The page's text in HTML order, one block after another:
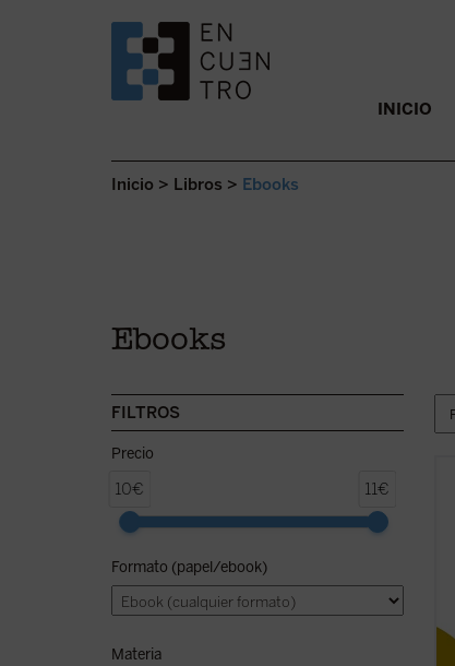
SALTAR AL CONTENIDO. INICIO
Inicio > Libros > Ebooks
Ebooks
FILTROS
Precio
10€ 11€
Formato (papel/ebook)
Materia